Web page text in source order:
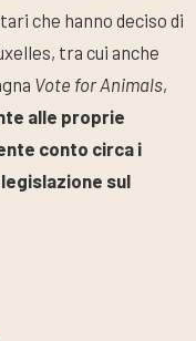
che hanno deciso di
tra cui anche
Vote for Animals,
alle proprie
conto circa i
sul